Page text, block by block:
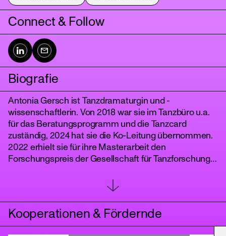
Connect & Follow
Biografie
Antonia Gersch ist Tanzdramaturgin und -
wissenschaftlerin. Von 2018 war sie im Tanzbüro u.a.
für das Beratungsprogramm und die Tanzcard
zuständig, 2024 hat sie die Ko-Leitung übernommen.
2022 erhielt sie für ihre Masterarbeit den
Forschungspreis der Gesellschaft für Tanzforschung.
Lukas Malkowski war Teil ihres DIS-TANZ-SOLO-
Projekts Dramaturgien der Zukunft. 2023 erhielt sie
Aufbau künftiger Kollaborationen zwischen Berlin und
Toronto. In ihrer dramaturgischen Arbeit verknüpft sie
Kooperationen & Fördernde
tanz